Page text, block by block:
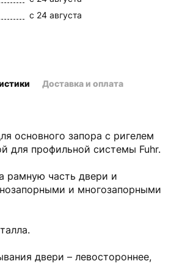
c 24 августа
основного запора с ригелем
для профильной системы Fuhr.
рамную часть двери и
и многозапорными
двери – левостороннее,
Доставка и оплата